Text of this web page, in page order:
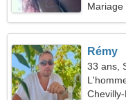
Mariage
Rémy
33 ans,